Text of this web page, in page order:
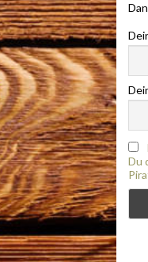
Du